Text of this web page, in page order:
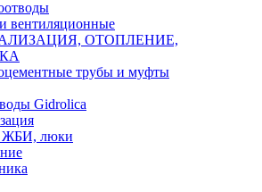
вентиляционные
ОТОПЛЕНИЕ,
трубы и муфты
Gidrolica
ЖБИ, люки